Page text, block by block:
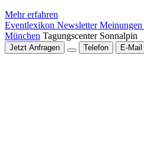
Mehr erfahren
Eventlexikon NewsletterMeinungen
München Tagungscenter Sonnalpin
Jetzt Anfragen Telefon E-Mail